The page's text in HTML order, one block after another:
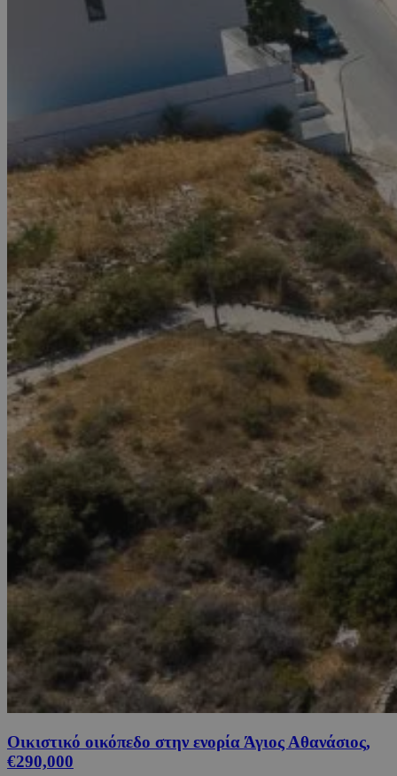
Οικιστικό οικόπεδο στην ενορία Άγιος Αθανάσιος,
€290,000